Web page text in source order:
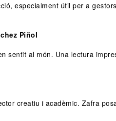
especialment útil per a
Piñol
sentit al món. Una lectura
creatiu i acadèmic. Zafra